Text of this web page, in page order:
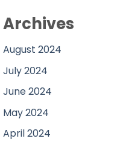
Archives
August 2024
July 2024
June 2024
May 2024
April 2024